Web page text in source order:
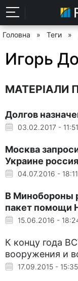
Головна » Теги »
Игорь
МАТЕРІАЛИ
Долгов
03.02.2017 - 11:51
Москва
Украине
04.07.2016 - 18:11
В Минобороны
пакет помощи
15.06.2016 -
К концу года
вооружения и
17.09.2015 - 15:35